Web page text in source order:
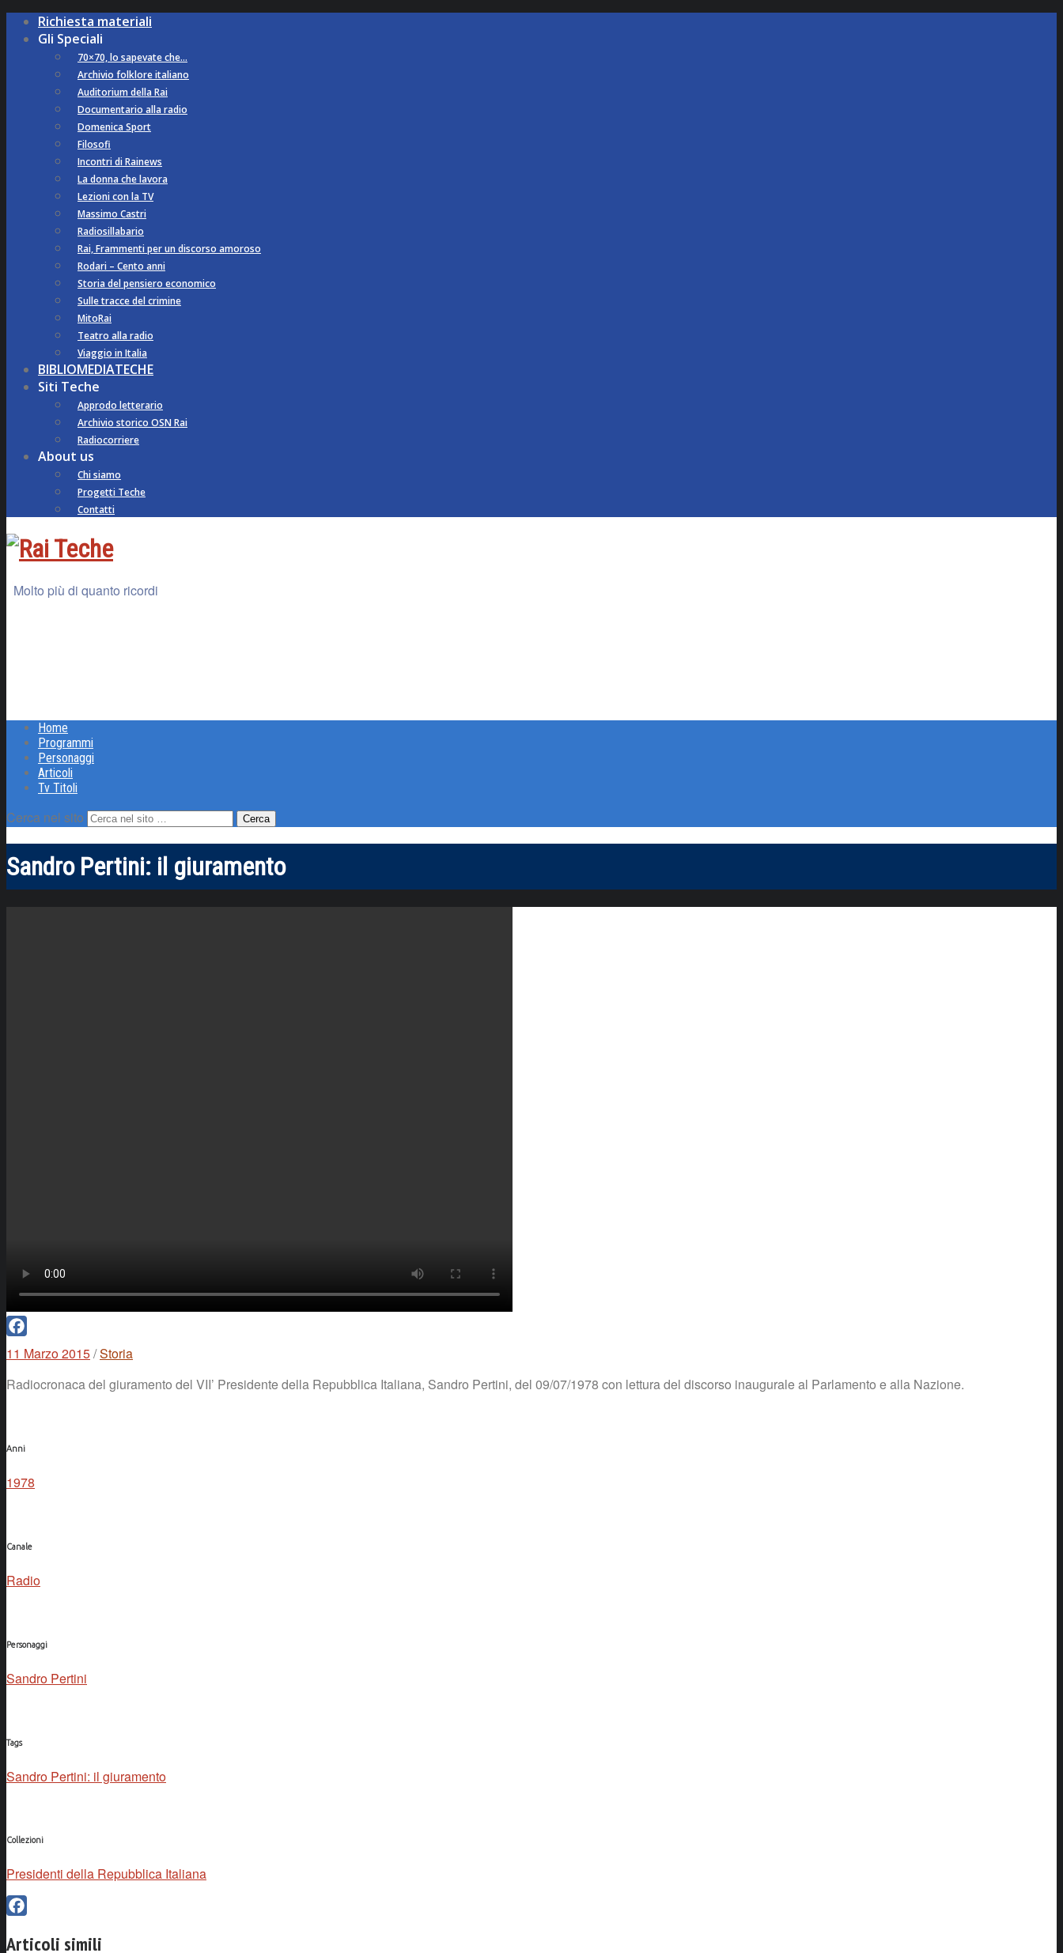
Richiesta materiali
Gli Speciali
70×70, lo sapevate che…
Archivio folklore italiano
Auditorium della Rai
Documentario alla radio
Domenica Sport
Filosofi
Incontri di Rainews
La donna che lavora
Lezioni con la TV
Massimo Castri
Radiosillabario
Rai, Frammenti per un discorso amoroso
Rodari – Cento anni
Storia del pensiero economico
Sulle tracce del crimine
MitoRai
Teatro alla radio
Viaggio in Italia
BIBLIOMEDIATECHE
Siti Teche
Approdo letterario
Archivio storico OSN Rai
Radiocorriere
About us
Chi siamo
Progetti Teche
Contatti
Molto più di quanto ricordi
Home
Programmi
Personaggi
Articoli
Tv Titoli
Cerca nel sito
Sandro Pertini: il giuramento
Facebook
11 Marzo 2015/Storia
Radiocronaca del giuramento del VII’ Presidente della Repubblica Italiana, Sandro Pertini, del 09/07/1978 con lettura del discorso inaugurale al Parlamento e alla Nazione.
Anni
1978
Canale
Radio
Personaggi
Sandro Pertini
Tags
Sandro Pertini: il giuramento
Collezioni
Presidenti della Repubblica Italiana
Articoli simili